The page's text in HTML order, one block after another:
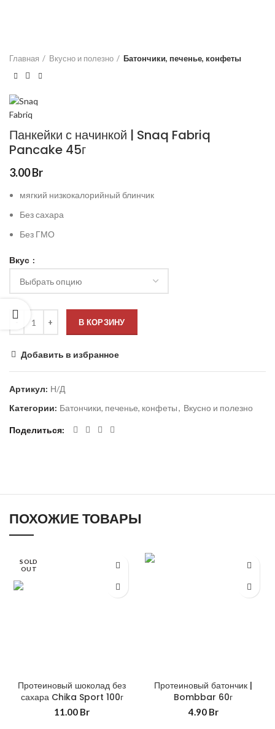
Главная Вкусно и полезно Батончики, печенье, конфеты
Панкейки с начинкой | Snaq Fabriq
Pancake 45г
3.00Br
мягкий низкокалорийный блинчик
Без сахара
Без ГМО
Вкус
В КОРЗИНУ
Добавить в избранное
Артикул: Н/Д
Категории: Батончики, печенье, конфеты, Вкусно и полезно
Поделиться
ПОХОЖИЕ ТОВАРЫ
SOLD
OUT
Протеиновый шоколад без
сахара Chika Sport 100г
11.00 Br
Протеиновый батончик |
Bombbar 60г
4.90 Br